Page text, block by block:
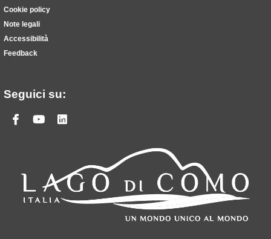
Cookie policy
Note legali
Accessibilità
Feedback
Seguici su:
Facebook
Youtube